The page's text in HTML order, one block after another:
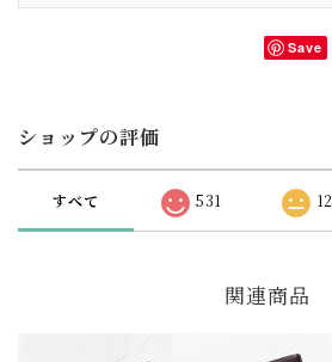
Save
ショップの評価
すべて 531 12
関連商品